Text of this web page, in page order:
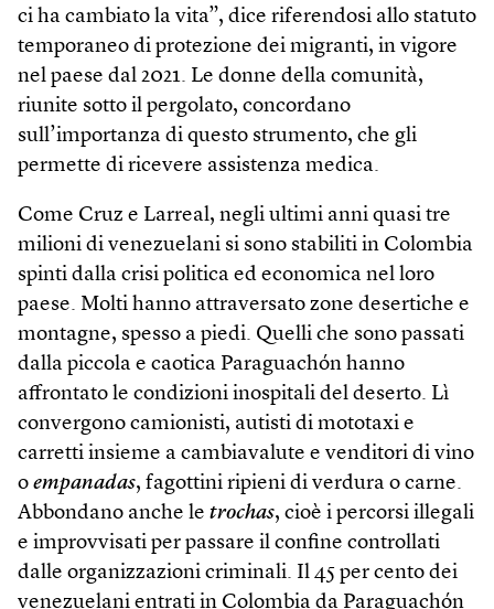
ci ha cambiato la vita”, dice riferendosi allo statuto
temporaneo di protezione dei migranti, in vigore
nel paese dal 2021. Le donne della comunità,
riunite sotto il pergolato, concordano
sull’importanza di questo strumento, che gli
permette di ricevere assistenza medica.
Come Cruz e Larreal, negli ultimi anni quasi tre
milioni di venezuelani si sono stabiliti in Colombia
spinti dalla crisi politica ed economica nel loro
paese. Molti hanno attraversato zone desertiche e
montagne, spesso a piedi. Quelli che sono passati
dalla piccola e caotica Paraguachón hanno
affrontato le condizioni inospitali del deserto. Lì
convergono camionisti, autisti di mototaxi e
carretti insieme a cambiavalute e venditori di vino
o empanadas, fagottini ripieni di verdura o carne.
Abbondano anche le trochas, cioè i percorsi illegali
e improvvisati per passare il confine controllati
dalle organizzazioni criminali. Il 45 per cento dei
venezuelani entrati in Colombia da Paraguachón